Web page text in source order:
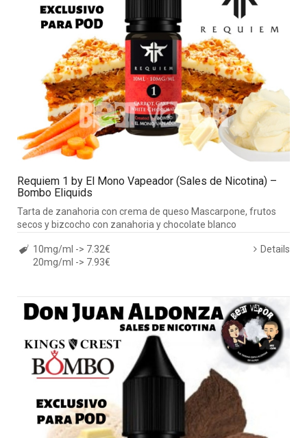
Requiem 1 by El Mono Vapeador (Sales de Nicotina) –
Bombo Eliquids
Tarta de zanahoria con crema de queso Mascarpone, frutos
secos y bizcocho con zanahoria y chocolate blanco
10mg/ml -> 7.32€
20mg/ml -> 7.93€
Details